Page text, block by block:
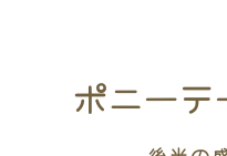
ポニーテ